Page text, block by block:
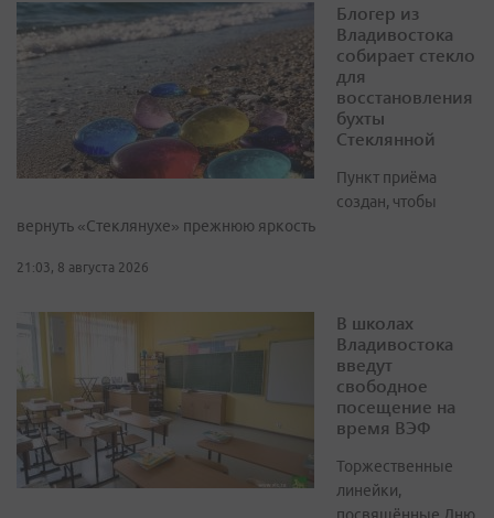
Блогер из
Владивостока
собирает стекло
для
восстановления
бухты
Стеклянной
Пункт приёма
создан, чтобы
вернуть «Стеклянухе» прежнюю яркость
21:03, 8 августа 2026
В школах
Владивостока
введут
свободное
посещение на
время ВЭФ
Торжественные
линейки,